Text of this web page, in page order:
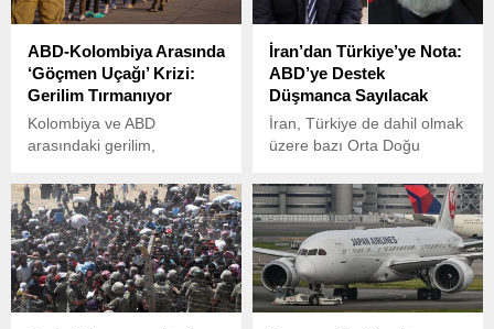
düzenlediğini duyurdu.
ABD-Kolombiya Arasında
‘Göçmen Uçağı’ Krizi:
Gerilim Tırmanıyor
Kolombiya ve ABD
arasındaki gerilim,
Gustavo Petro’nun,
ABD’den sınır dışı edilen
göçmenleri taşıyan
uçakların ülkeye inişini
kabul etmesinin ardından
tırmandı.
İran’dan Türkiye’ye Nota:
ABD’ye Destek
Düşmanca Sayılacak
İran, Türkiye de dahil olmak
üzere bazı Orta Doğu
gönderdi.